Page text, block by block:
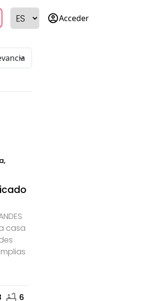
account_circleAcceder
casa
bathtub 6